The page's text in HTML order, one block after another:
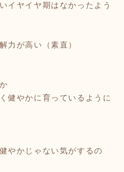
イヤイヤ期はなかったよう
力が高い（素直）
健やかに育っているように
やかじゃない気がするの